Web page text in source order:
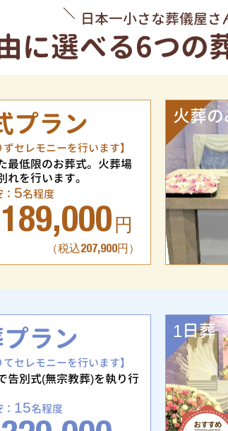
日本一小さな葬儀屋さ
に選べる6つの
プラン
セレモニーを行います】
最低限のお葬式。火葬場
れを行います。
5名程度
189,000 円
（税込207,900円）
火葬の
ラン
セレモニーを行います】
告別式(無宗教葬)を執り行
15名程度
1日葬